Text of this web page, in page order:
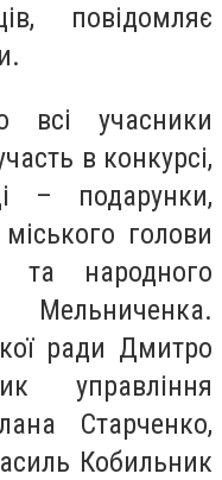
повідомляє
всі учасники
в конкурсі,
– подарунки,
голови
та народного
Мельниченка.
ради Дмитро
управління
Старченко,
Кобильник